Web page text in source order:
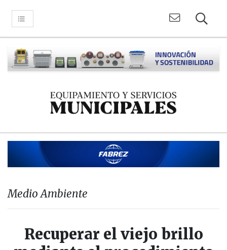
Medio Ambiente
Recuperar el viejo brillo